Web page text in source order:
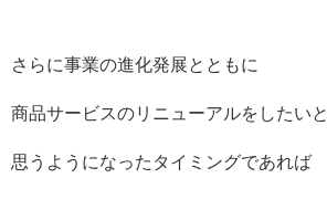
さらに事業の進化発展とともに
商品サービスのリニューアルをしたいと
思うようになったタイミングであれば